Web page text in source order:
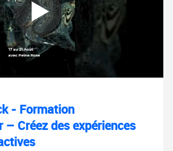
- Formation
– Créez des expériences